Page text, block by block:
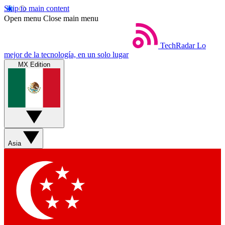
Skip to main content
Open menu Close main menu
TechRadar Lo
mejor de la tecnología, en un solo lugar
MX Edition
Asia